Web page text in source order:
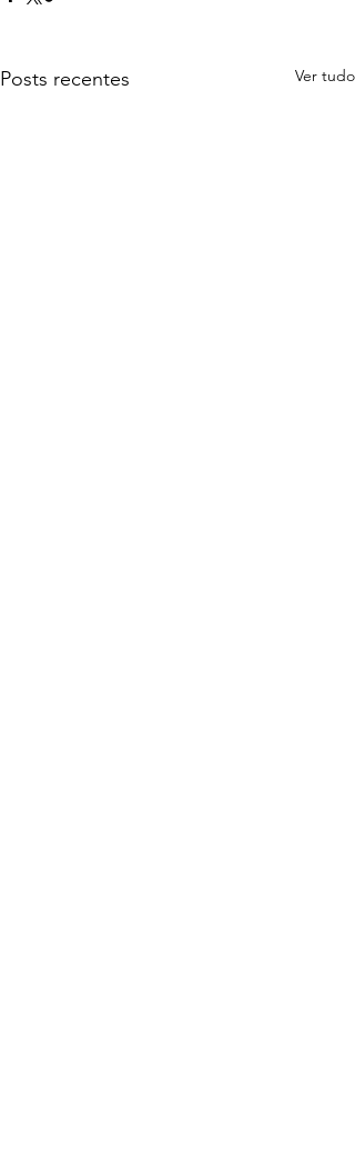
Posts recentes Ver tudo